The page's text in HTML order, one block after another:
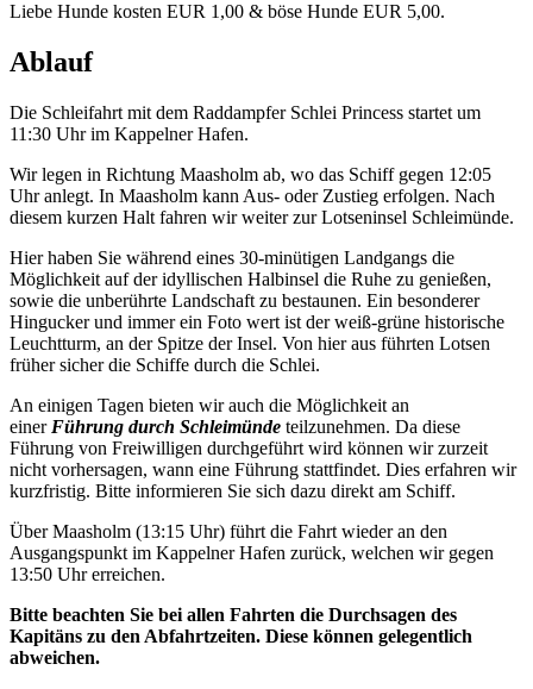
Liebe Hunde kosten EUR 1,00 & böse Hunde EUR 5,00.
Ablauf
Die Schleifahrt mit dem Raddampfer Schlei Princess startet um
11:30 Uhr im Kappelner Hafen.
Wir legen in Richtung Maasholm ab, wo das Schiff gegen 12:05
Uhr anlegt. In Maasholm kann Aus- oder Zustieg erfolgen. Nach
diesem kurzen Halt fahren wir weiter zur Lotseninsel Schleimünde.
Hier haben Sie während eines 30-minütigen Landgangs die
Möglichkeit auf der idyllischen Halbinsel die Ruhe zu genießen,
sowie die unberührte Landschaft zu bestaunen. Ein besonderer
Hingucker und immer ein Foto wert ist der weiß-grüne historische
Leuchtturm, an der Spitze der Insel. Von hier aus führten Lotsen
früher sicher die Schiffe durch die Schlei.
An einigen Tagen bieten wir auch die Möglichkeit an
einer Führung durch Schleimünde teilzunehmen. Da diese
Führung von Freiwilligen durchgeführt wird können wir zurzeit
nicht vorhersagen, wann eine Führung stattfindet. Dies erfahren wir
kurzfristig. Bitte informieren Sie sich dazu direkt am Schiff.
Über Maasholm (13:15 Uhr) führt die Fahrt wieder an den
Ausgangspunkt im Kappelner Hafen zurück, welchen wir gegen
13:50 Uhr erreichen.
Bitte beachten Sie bei allen Fahrten die Durchsagen des
Kapitäns zu den Abfahrtzeiten. Diese können gelegentlich
abweichen.